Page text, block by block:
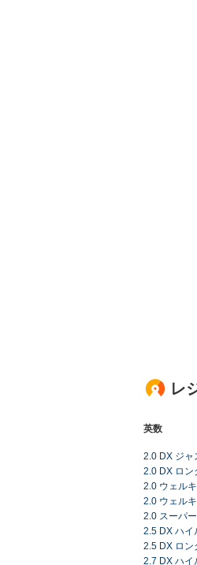
レ
英数
2.0 DX ジャ
2.0 DX ロン
2.0 ウェル
2.0 ウェル
2.0 スーパ
2.5 DX ハイ
2.5 DX ロン
2.7 DX ハイ